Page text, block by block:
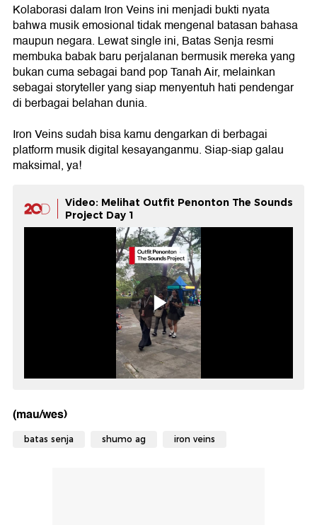
Kolaborasi dalam Iron Veins ini menjadi bukti nyata
bahwa musik emosional tidak mengenal batasan bahasa
maupun negara. Lewat single ini, Batas Senja resmi
membuka babak baru perjalanan bermusik mereka yang
bukan cuma sebagai band pop Tanah Air, melainkan
sebagai storyteller yang siap menyentuh hati pendengar
di berbagai belahan dunia.
Iron Veins sudah bisa kamu dengarkan di berbagai
platform musik digital kesayanganmu. Siap-siap galau
maksimal, ya!
Video: Melihat Outfit Penonton The Sounds
Project Day 1
(mau/wes)
batas senja shumo ag iron veins